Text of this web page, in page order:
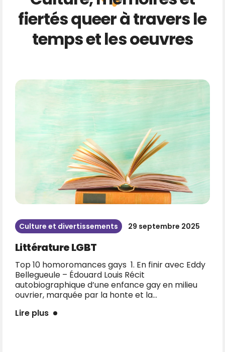
fiertés queer à travers le
temps et les oeuvres
Begaym inside 2 juillet 2024
Pourquoi Begaym ?
Une appli de rencontres différente BEGAYM est
née d’une idée simple : remettre l’humain au
centre des rencontres. Alors que la plupart des
applis reposent sur des swipes...
Lire plus